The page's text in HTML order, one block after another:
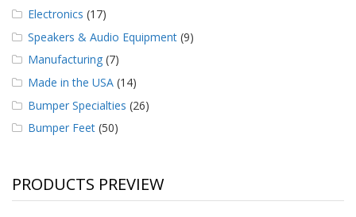
Electronics (17)
Speakers & Audio Equipment (9)
Manufacturing (7)
Made in the USA (14)
Bumper Specialties (26)
Bumper Feet (50)
PRODUCTS PREVIEW